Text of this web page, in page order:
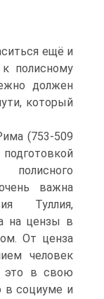
ещё и
полисному
должен
который
(753-509
важна
Туллия,
на цензы в
От ценза
человек
это в свою
в социуме и